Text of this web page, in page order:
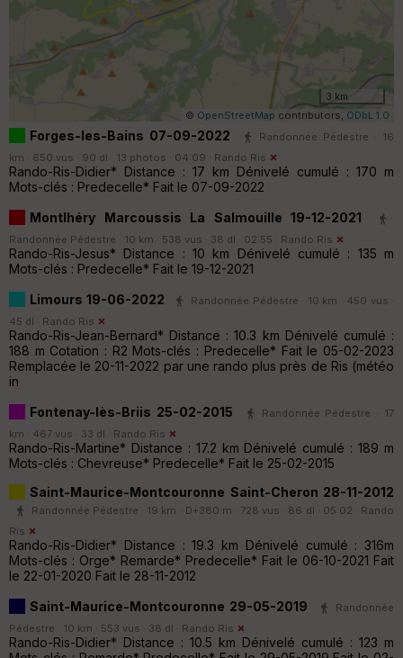
3 km
© OpenStreetMap contributors, ODbL 1.0
Forges-les-Bains 07-09-2022
Randonnée Pédestre · 16
km · 650 vus · 90 dl · 13 photos · 04:09 · Rando Ris
Rando-Ris-Didier* Distance : 17 km Dénivelé cumulé : 170 m
Mots-clés : Predecelle* Fait le 07-09-2022
Montlhéry Marcoussis La Salmouille 19-12-2021
Randonnée Pédestre · 10 km · 538 vus · 38 dl · 02:55 · Rando Ris
Rando-Ris-Jesus* Distance : 10 km Dénivelé cumulé : 135 m
Mots-clés : Predecelle* Fait le 19-12-2021
Limours 19-06-2022
Randonnée Pédestre · 10 km · 450 vus ·
45 dl · Rando Ris
Rando-Ris-Jean-Bernard* Distance : 10.3 km Dénivelé cumulé :
188 m Cotation : R2 Mots-clés : Predecelle* Fait le 05-02-2023
Remplacée le 20-11-2022 par une rando plus près de Ris (météo
in
Fontenay-lès-Briis 25-02-2015
Randonnée Pédestre · 17
km · 467 vus · 33 dl · Rando Ris
Rando-Ris-Martine* Distance : 17.2 km Dénivelé cumulé : 189 m
Mots-clés : Chevreuse* Predecelle* Fait le 25-02-2015
Saint-Maurice-Montcouronne Saint-Cheron 28-11-2012
Randonnée Pédestre · 19 km · D+380 m · 728 vus · 86 dl · 05:02 · Rando
Ris
Rando-Ris-Didier* Distance : 19.3 km Dénivelé cumulé : 316m
Mots-clés : Orge* Remarde* Predecelle* Fait le 06-10-2021 Fait
le 22-01-2020 Fait le 28-11-2012
Saint-Maurice-Montcouronne 29-05-2019
Randonnée
Pédestre · 10 km · 553 vus · 38 dl · Rando Ris
Rando-Ris-Didier* Distance : 10.5 km Dénivelé cumulé : 123 m